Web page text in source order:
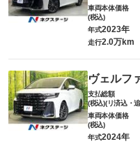
車両本体価格
(税込)
年式2023年
走行2.0万km
ヴェルフ
支払総額
(税込)(リ済込・
車両本体価格
(税込)
年式2024年